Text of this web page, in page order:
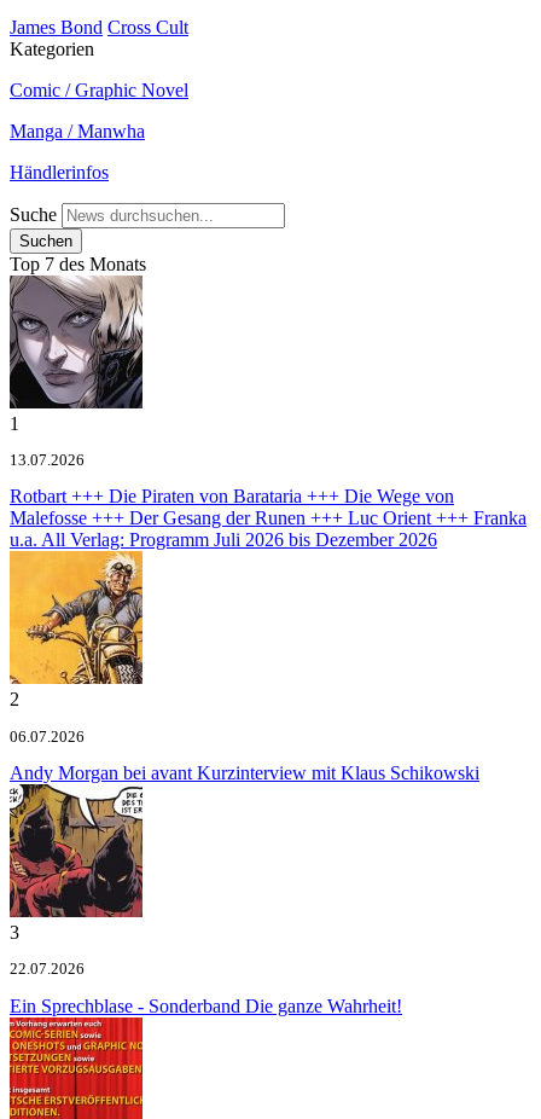
James Bond Cross Cult
Kategorien
Comic / Graphic Novel
Manga / Manwha
Händlerinfos
Suche
Top 7 des Monats
1
13.07.2026
Rotbart +++ Die Piraten von Barataria +++ Die Wege von
Malefosse +++ Der Gesang der Runen +++ Luc Orient +++ Franka
u.a. All Verlag: Programm Juli 2026 bis Dezember 2026
2
06.07.2026
Andy Morgan bei avant Kurzinterview mit Klaus Schikowski
3
22.07.2026
Ein Sprechblase - Sonderband Die ganze Wahrheit!